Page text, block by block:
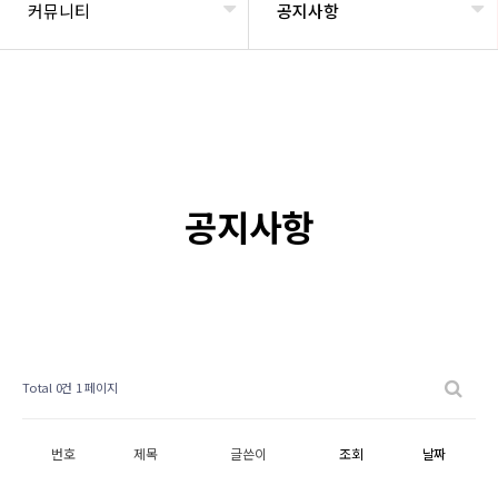
커뮤니티 공지사항
공지사항
Total 0건 1 페이지
번호 제목 글쓴이 조회 날짜